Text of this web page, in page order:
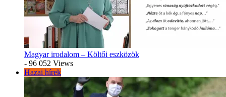
Magyar irodalom – Költői eszközök
- 96 052 Views
Hazai hírek